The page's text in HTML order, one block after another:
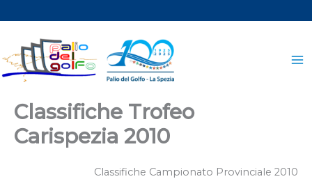
al
contenuto
Classifiche Trofeo
Carispezia 2010
Classifiche Campionato Provinciale 2010